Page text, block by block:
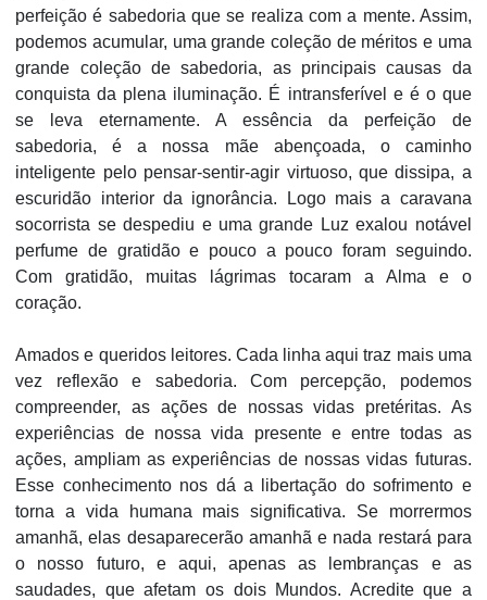
perfeição é sabedoria que se realiza com a mente. Assim,
podemos acumular, uma grande coleção de méritos e uma
grande coleção de sabedoria, as principais causas da
conquista da plena iluminação. É intransferível e é o que
se leva eternamente. A essência da perfeição de
sabedoria, é a nossa mãe abençoada, o caminho
inteligente pelo pensar-sentir-agir virtuoso, que dissipa, a
escuridão interior da ignorância. Logo mais a caravana
socorrista se despediu e uma grande Luz exalou notável
perfume de gratidão e pouco a pouco foram seguindo.
Com gratidão, muitas lágrimas tocaram a Alma e o
coração.
Amados e queridos leitores. Cada linha aqui traz mais uma
vez reflexão e sabedoria. Com percepção, podemos
compreender, as ações de nossas vidas pretéritas. As
experiências de nossa vida presente e entre todas as
ações, ampliam as experiências de nossas vidas futuras.
Esse conhecimento nos dá a libertação do sofrimento e
torna a vida humana mais significativa. Se morrermos
amanhã, elas desaparecerão amanhã e nada restará para
o nosso futuro, e aqui, apenas as lembranças e as
saudades, que afetam os dois Mundos. Acredite que a